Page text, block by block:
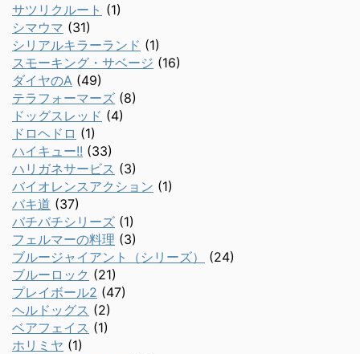
サツリクルート (1)
シマウマ (31)
シリアルキラーランド (1)
スモーキング・サベージ (16)
ダイヤのA (49)
テラフォーマーズ (8)
ドッグスレッド (4)
ドロヘドロ (1)
ハイキュー!! (33)
ハリガネサービス (3)
バイオレンスアクション (1)
バキ道 (37)
バチバチシリーズ (1)
フェルマーの料理 (3)
ブルージャイアント（シリーズ）
(24)
ブルーロック (21)
プレイボール2 (47)
ヘルドッグス (2)
ベアフェイス (1)
ホリミヤ (1)